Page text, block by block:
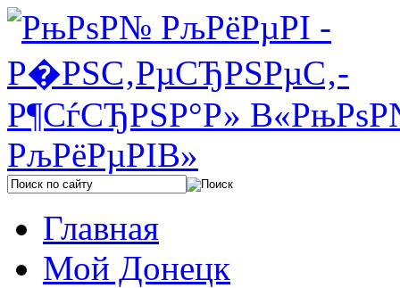
Главная
Мой Донецк